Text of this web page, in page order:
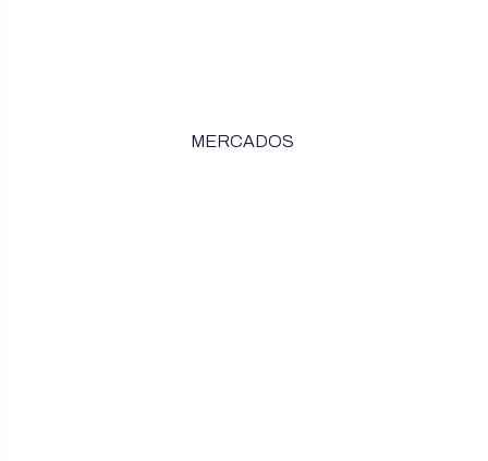
MERCADOS